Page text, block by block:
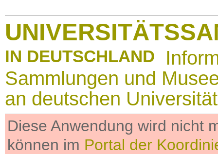
IN DEUTSCHLAND
Sammlungen und
an deutschen
Diese Anwendung wird nicht
können im Portal der